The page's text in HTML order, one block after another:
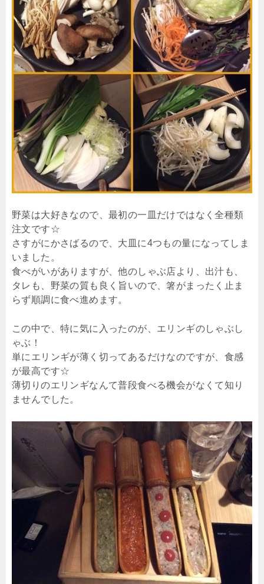
野菜は大好きなので、最初の一皿だけではなく全種類
注文です☆
さすがにかさばるので、大皿に4つもの量になってしま
いました。
食べがいがありますが、他のしゃぶ店より、出汁も、
タレも、野菜の質も良く旨いので、箸がまったく止ま
らず順調に食べ進めます。
この中で、特に気に入ったのが、エリンギのしゃぶし
ゃぶ！
単にエリンギが薄く切ってあるだけなのですが、食感
が最高です☆
薄切りのエリンギなんて普段食べる機会がなくて知り
ませんでした。